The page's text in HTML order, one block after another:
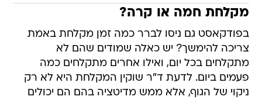
מקלחת חמה או קרה?
בפודקאסט גם ניסו לברר כמה זמן מקלחת באמת
צריכה להימשך? יש כאלה שמודים שהם לא
מתקלחים בכל יום, ואילו אחרים מתקלחים כמה
פעמים ביום. לדעת ד"ר שוקין המקלחת היא לא רק
ניקוי של הגוף, אלא ממש מדיטציה בהם הם יכולים